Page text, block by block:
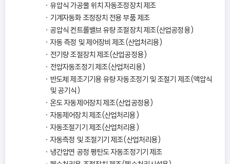
유압식 가공물 위치 자동조정장치 제조
기계자동화 조정장치 전용 부품 제조
공압식 컨트롤밸브 유량 조절장치 제조(산업공정용)
자동 측정 및 제어장비 제조(산업처리용)
전기량 조절장치 제조(산업공정용)
전압자동조정기 제조(산업처리용)
반도체 제조기기용 유량 자동조정기 및 조절기 제조(액압식
및 공기식)
온도 자동제어장치 제조(산업공정용)
자동제어장치 제조(산업처리용)
자동조절기기 제조(산업처리용)
자동측정 및 조절기기 제조(산업처리용)
냉간압연 공정 평탄도 자동조정기기 제조